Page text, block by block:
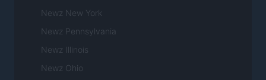
Newz New York
Newz Pennsylvania
Newz Illinois
Newz Ohio